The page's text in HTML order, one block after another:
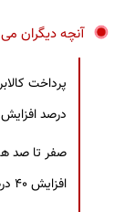
آنچه دیگران
درصد
صفر تا صد
افزایش ۴۰ درصدی حقوق بازنشستگان